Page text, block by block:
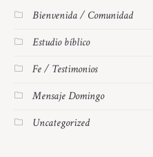
Bienvenida / Comunidad
Estudio bíblico
Fe / Testimonios
Mensaje Domingo
Uncategorized